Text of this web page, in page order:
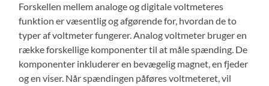
Forskellen mellem analoge og digitale voltmeteres
funktion er væsentlig og afgørende for, hvordan de to
typer af voltmeter fungerer. Analog voltmeter bruger en
række forskellige komponenter til at måle spænding. De
komponenter inkluderer en bevægelig magnet, en fjeder
og en viser. Når spændingen påføres voltmeteret, vil